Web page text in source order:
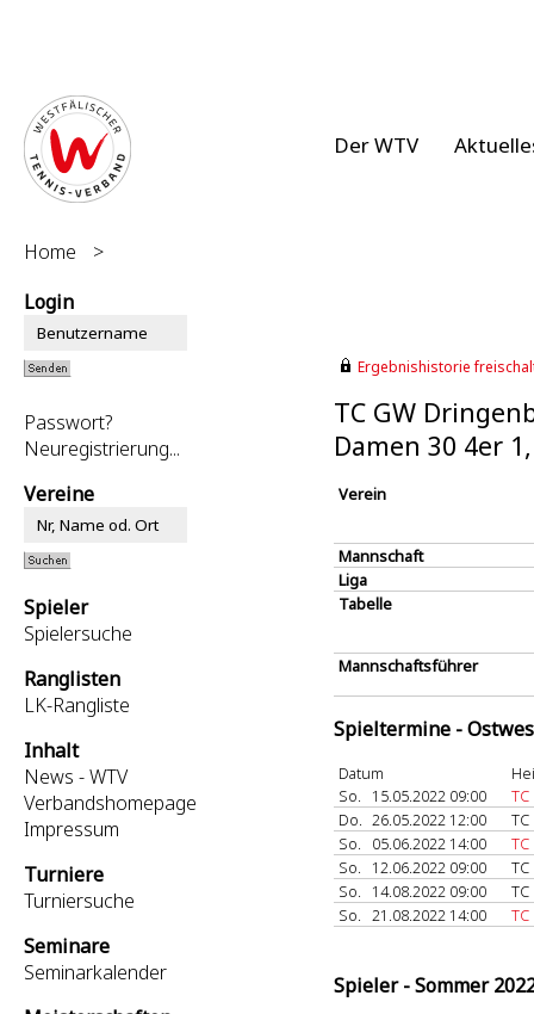
Der WTV
Home
>
Login
Passwort?
Neuregistrierung...
Vereine
Spieler
Spielersuche
Ranglisten
LK-Rangliste
Inhalt
News - WTV
Verbandshomepage
Impressum
Turniere
Turniersuche
Seminare
Seminarkalender
Ergebnishistorie
TC GW
Damen 30 4er
Verein
Mannschaft
Liga
Tabelle
Mannschaftsführer
Spieltermine -
Datum
So.
15.05.2022 09:00
Do. 26.05.2022 12:00
So.
05.06.2022 14:00
So.
12.06.2022 09:00
So.
14.08.2022 09:00
So. 21.08.2022 14:00
Spieler - Sommer